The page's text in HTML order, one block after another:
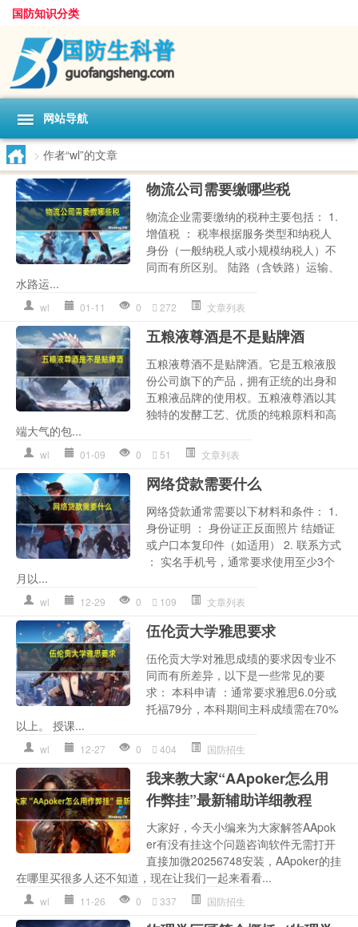
国防知识分类
网站导航
> 作者“wl”的文章
物流公司需要缴哪些税
物流企业需要缴纳的税种主要包括： 1.
增值税 ： 税率根据服务类型和纳税人
身份（一般纳税人或小规模纳税人）不
同而有所区别。 陆路（含铁路）运输、
水路运...
wl 01-11 0 272 文章列表
五粮液尊酒是不是贴牌酒
五粮液尊酒不是贴牌酒。它是五粮液股
份公司旗下的产品，拥有正统的出身和
五粮液品牌的使用权。五粮液尊酒以其
独特的发酵工艺、优质的纯粮原料和高
端大气的包...
wl 01-09 0 51 文章列表
网络贷款需要什么
网络贷款通常需要以下材料和条件： 1.
身份证明 ： 身份证正反面照片 结婚证
或户口本复印件（如适用） 2. 联系方式
： 实名手机号，通常要求使用至少3个
月以...
wl 12-29 0 109 文章列表
伍伦贡大学雅思要求
伍伦贡大学对雅思成绩的要求因专业不
同而有所差异，以下是一些常见的要
求： 本科申请 ：通常要求雅思6.0分或
托福79分，本科期间主科成绩需在70%
以上。 授课...
wl 12-27 0 404 国防招生
我来教大家“AApoker怎么用
作弊挂”最新辅助详细教程
大家好，今天小编来为大家解答AApok
er有没有挂这个问题咨询软件无需打开
直接加微20256748安装，AApoker的挂
在哪里买很多人还不知道，现在让我们一起来看看...
wl 11-26 0 337 国防招生